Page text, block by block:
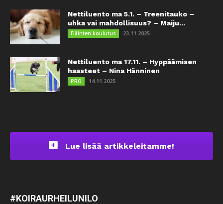
Nettiluento ma 5.1. – Treenitauko –
uhka vai mahdollisuus? – Maiju...
Eläinten koulutus 23.11.2025
Nettiluento ma 17.11. – Hyppäämisen
haasteet – Nina Hänninen
PRO 14.11.2025
Lue lisää artikkeleitamme!
#KOIRAURHEILUNILO